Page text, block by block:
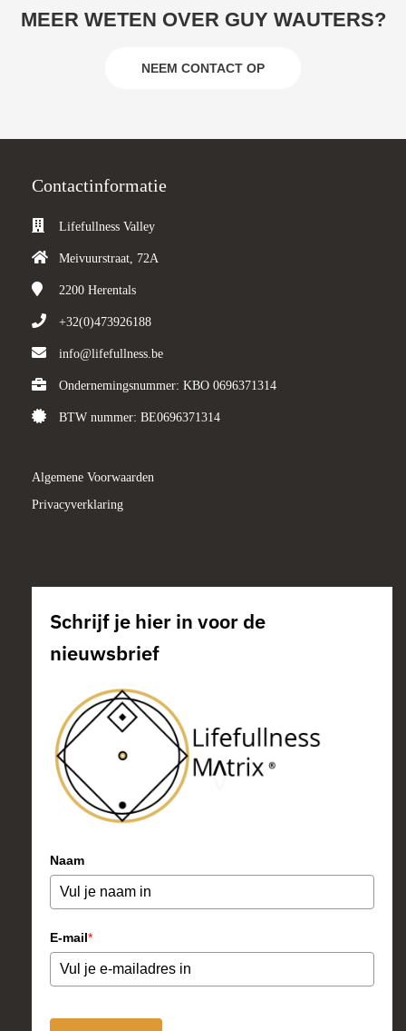
MEER WETEN OVER GUY WAUTERS?
NEEM CONTACT OP
Contactinformatie
Lifefullness Valley
Meivuurstraat, 72A
2200 Herentals
+32(0)473926188
info@lifefullness.be
Ondernemingsnummer: KBO 0696371314
BTW nummer: BE0696371314
Algemene Voorwaarden
Privacyverklaring
Schrijf je hier in voor de
nieuwsbrief
Naam
E-mail*